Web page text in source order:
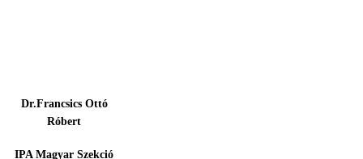
Dr.Francsics Ottó
Róbert
IPA Magyar Szekció